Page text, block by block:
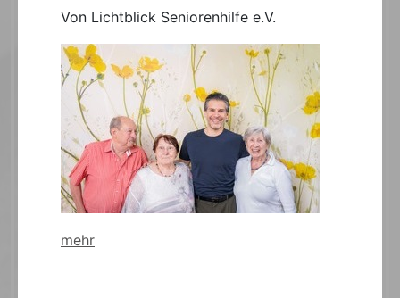
Von Lichtblick Seniorenhilfe e.V.
mehr